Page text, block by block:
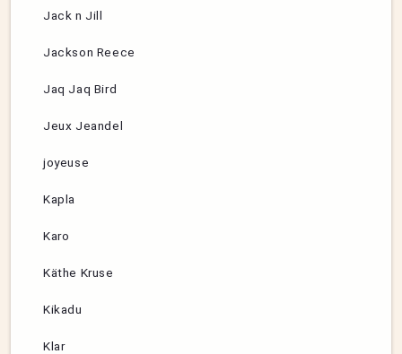
Jack n Jill
Jackson Reece
Jaq Jaq Bird
Jeux Jeandel
joyeuse
Kapla
Karo
Käthe Kruse
Kikadu
Klar